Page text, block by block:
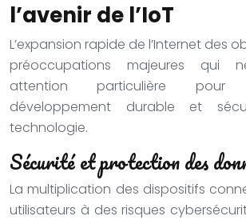
l’avenir de l’IoT
L’expansion rapide de l’Internet des
préoccupations majeures qui
attention particulière
développement durable et
technologie.
Sécurité et protection des
La multiplication des dispositifs
utilisateurs à des risques